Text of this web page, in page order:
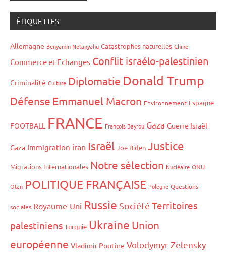
ÉTIQUETTES
Allemagne Benyamin Netanyahu Catastrophes naturelles Chine
Commerce et Echanges Conflit israélo-palestinien
Criminalité Culture Diplomatie Donald Trump
Défense Emmanuel Macron Environnement Espagne
FOOTBALL FRANCE François Bayrou Gaza Guerre Israël-
Gaza Immigration iran Israël Joe Biden Justice
Migrations Internationales Notre sélection Nucléaire ONU
Otan POLITIQUE FRANÇAISE Pologne Questions
sociales Royaume-Uni Russie Société Territoires
palestiniens Turquie Ukraine Union
européenne Vladimir Poutine Volodymyr Zelensky